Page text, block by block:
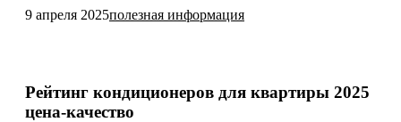
9 апреля 2025полезная информация
Рейтинг кондиционеров для квартиры 2025
цена-качество